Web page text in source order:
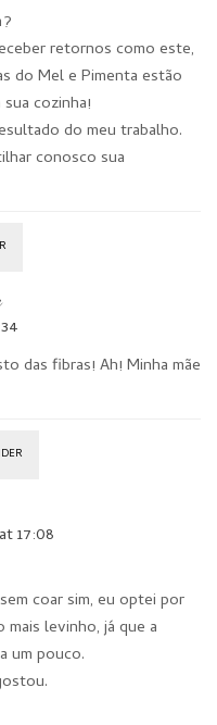
retornos como este,
do Mel e Pimenta estão
cozinha!
do meu trabalho.
conosco sua
das fibras! Ah! Minha mãe
17:08
coar sim, eu optei por
mais levinho, já que a
um pouco.